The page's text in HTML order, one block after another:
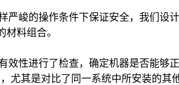
严峻的操作条件下保证安全，我们设
料组合。
效性进行了检查，确定机器是否能够
尤其是对比了同一系统中所安装的其